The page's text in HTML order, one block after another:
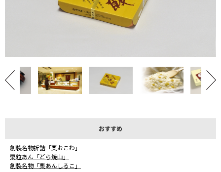
おすすめ
創製名物折詰「栗おこわ」
栗粒あん「どら焼山」
創製名物「栗あんしるこ」